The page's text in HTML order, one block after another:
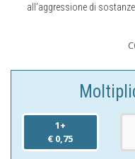
all’aggressione di
1+
€ 0,75